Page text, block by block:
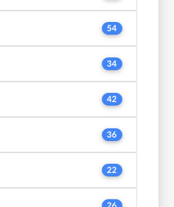
54
34
42
36
22